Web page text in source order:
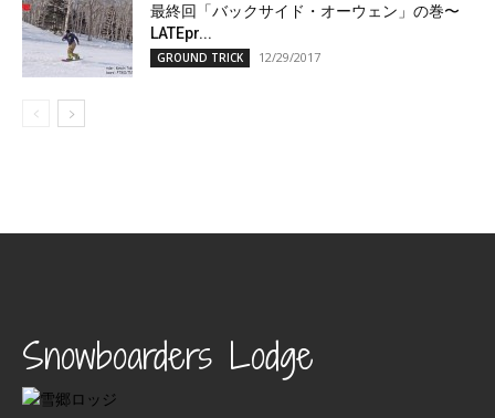
最終回「バックサイド・オーウェン」の巻〜
LATEpr...
GROUND TRICK 12/29/2017
Snowboarders Lodge